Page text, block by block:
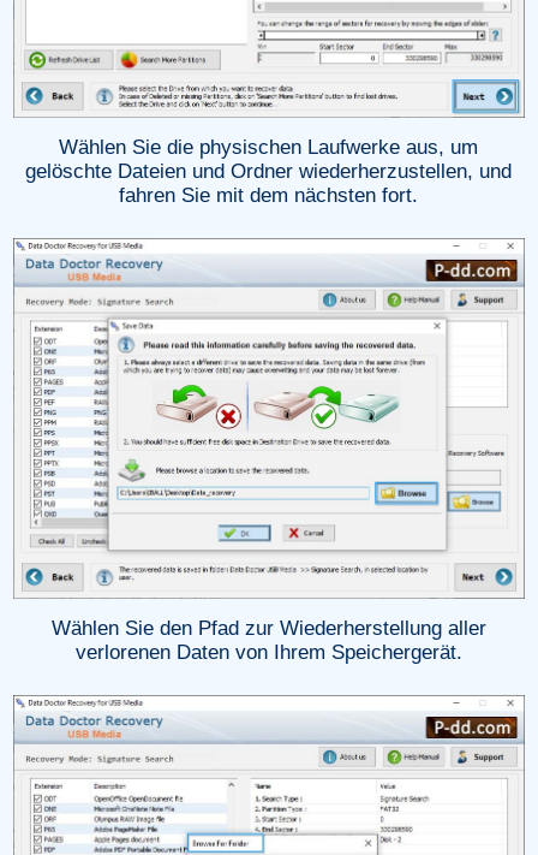
Wählen Sie die physischen Laufwerke aus, um
gelöschte Dateien und Ordner wiederherzustellen, und
fahren Sie mit dem nächsten fort.
Wählen Sie den Pfad zur Wiederherstellung aller
verlorenen Daten von Ihrem Speichergerät.